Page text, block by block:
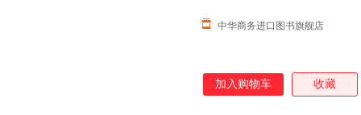
中华商务进口图书旗舰店
加入购物车 收藏